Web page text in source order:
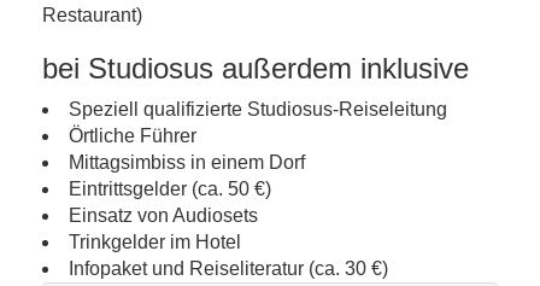
Restaurant)
bei Studiosus außerdem inklusive
Speziell qualifizierte Studiosus-Reiseleitung
Örtliche Führer
Mittagsimbiss in einem Dorf
Eintrittsgelder (ca. 50 €)
Einsatz von Audiosets
Trinkgelder im Hotel
Infopaket und Reiseliteratur (ca. 30 €)